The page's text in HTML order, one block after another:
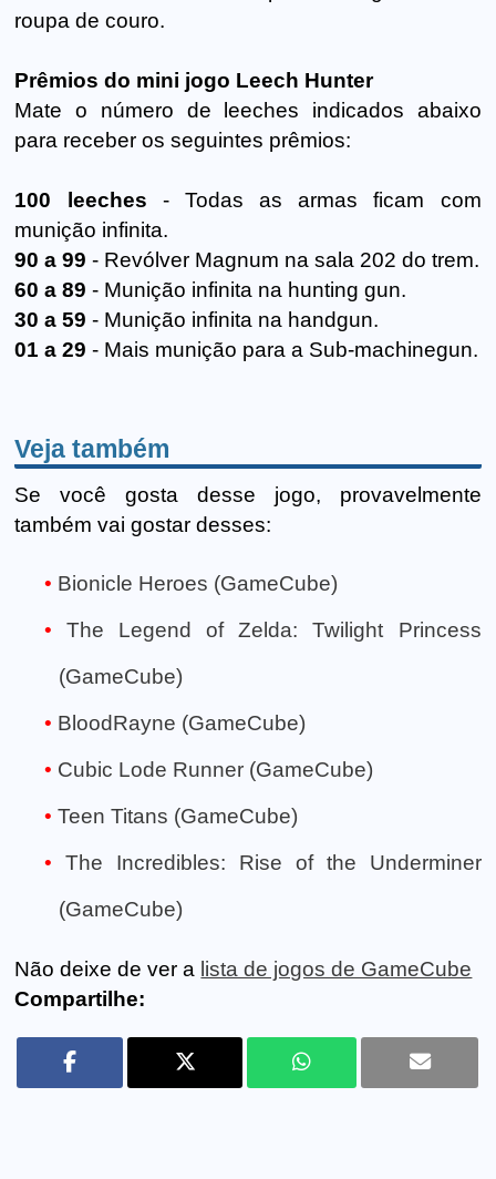
roupa de couro.
Prêmios do mini jogo Leech Hunter
Mate o número de leeches indicados abaixo
para receber os seguintes prêmios:
100 leeches - Todas as armas ficam com
munição infinita.
90 a 99 - Revólver Magnum na sala 202 do trem.
60 a 89 - Munição infinita na hunting gun.
30 a 59 - Munição infinita na handgun.
01 a 29 - Mais munição para a Sub-machinegun.
Veja também
Se você gosta desse jogo, provavelmente
também vai gostar desses:
Bionicle Heroes (GameCube)
The Legend of Zelda: Twilight Princess
(GameCube)
BloodRayne (GameCube)
Cubic Lode Runner (GameCube)
Teen Titans (GameCube)
The Incredibles: Rise of the Underminer
(GameCube)
Não deixe de ver a lista de jogos de GameCube
Compartilhe: